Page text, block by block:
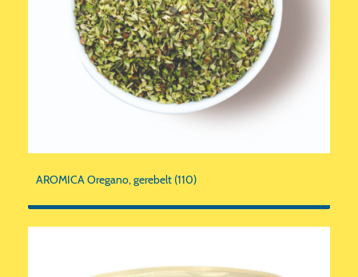
AROMICA Oregano, gerebelt (110)